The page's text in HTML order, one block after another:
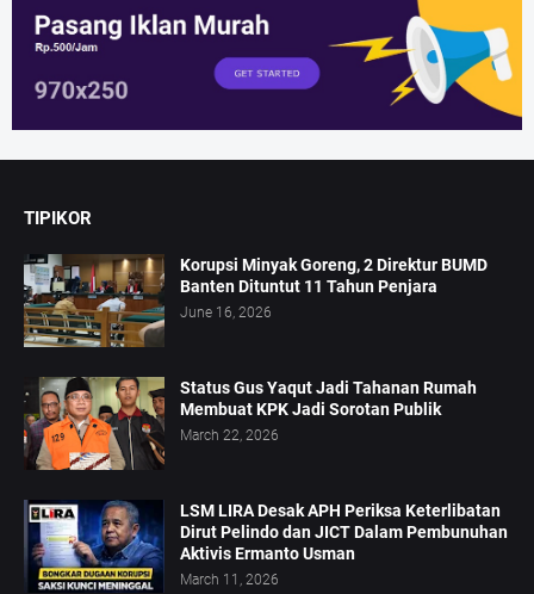
TIPIKOR
Korupsi Minyak Goreng, 2 Direktur BUMD
Banten Dituntut 11 Tahun Penjara
June 16, 2026
Status Gus Yaqut Jadi Tahanan Rumah
Membuat KPK Jadi Sorotan Publik
March 22, 2026
LSM LIRA Desak APH Periksa Keterlibatan
Dirut Pelindo dan JICT Dalam Pembunuhan
Aktivis Ermanto Usman
March 11, 2026